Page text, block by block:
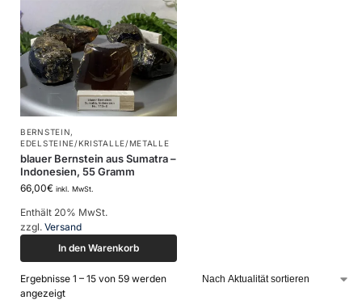
BERNSTEIN,
EDELSTEINE/KRISTALLE/METALLE
blauer Bernstein aus Sumatra –
Indonesien, 55 Gramm
66,00€ inkl. MwSt.
Enthält 20% MwSt.
zzgl. Versand
In den Warenkorb
Ergebnisse 1 – 15 von 59 werden
angezeigt